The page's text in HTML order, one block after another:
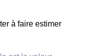
au Musée
à faire estimer